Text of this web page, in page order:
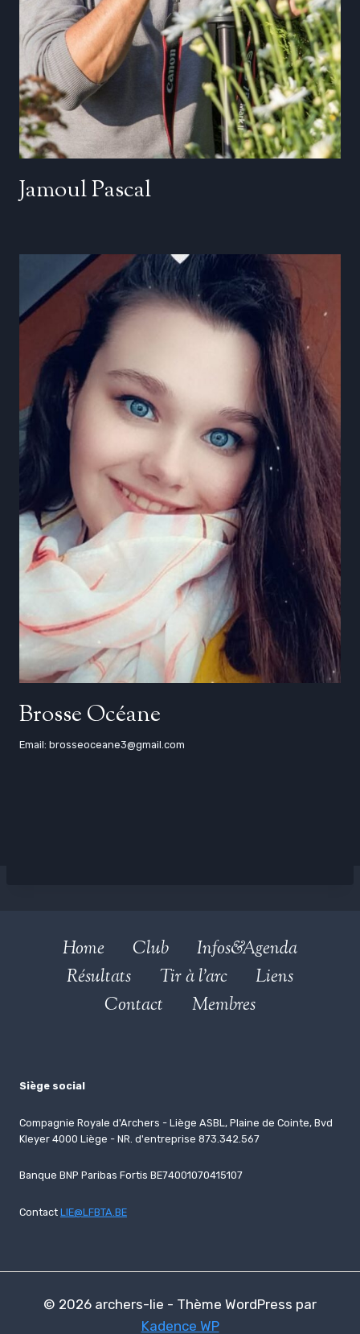
Jamoul Pascal
Brosse Océane
Email: brosseoceane3@gmail.com
Home Club
Infos&Agenda
Résultats
Tir à l’arc
Liens
Contact
Membres
Siège social
Compagnie Royale d'Archers - Liège ASBL, Plaine de Cointe, Bvd
Kleyer 4000 Liège - NR. d'entreprise 873.342.567
Banque BNP Paribas Fortis BE74001070415107
Contact LIE@LFBTA.BE
© 2026 archers-lie - Thème WordPress par
Kadence WP